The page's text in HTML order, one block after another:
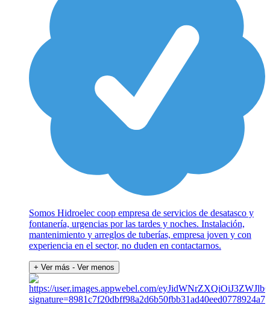
Somos Hidroelec coop empresa de servicios de desatasco y
fontanería, urgencias por las tardes y noches. Instalación,
mantenimiento y arreglos de tuberías, empresa joven y con
experiencia en el sector, no duden en contactarnos.
+ Ver más - Ver menos